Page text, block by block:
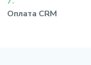
Оплата CRM